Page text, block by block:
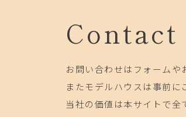
Contact
お問い合わせはフォームや
またモデルハウスは事前に
当社の価値は本サイトで全